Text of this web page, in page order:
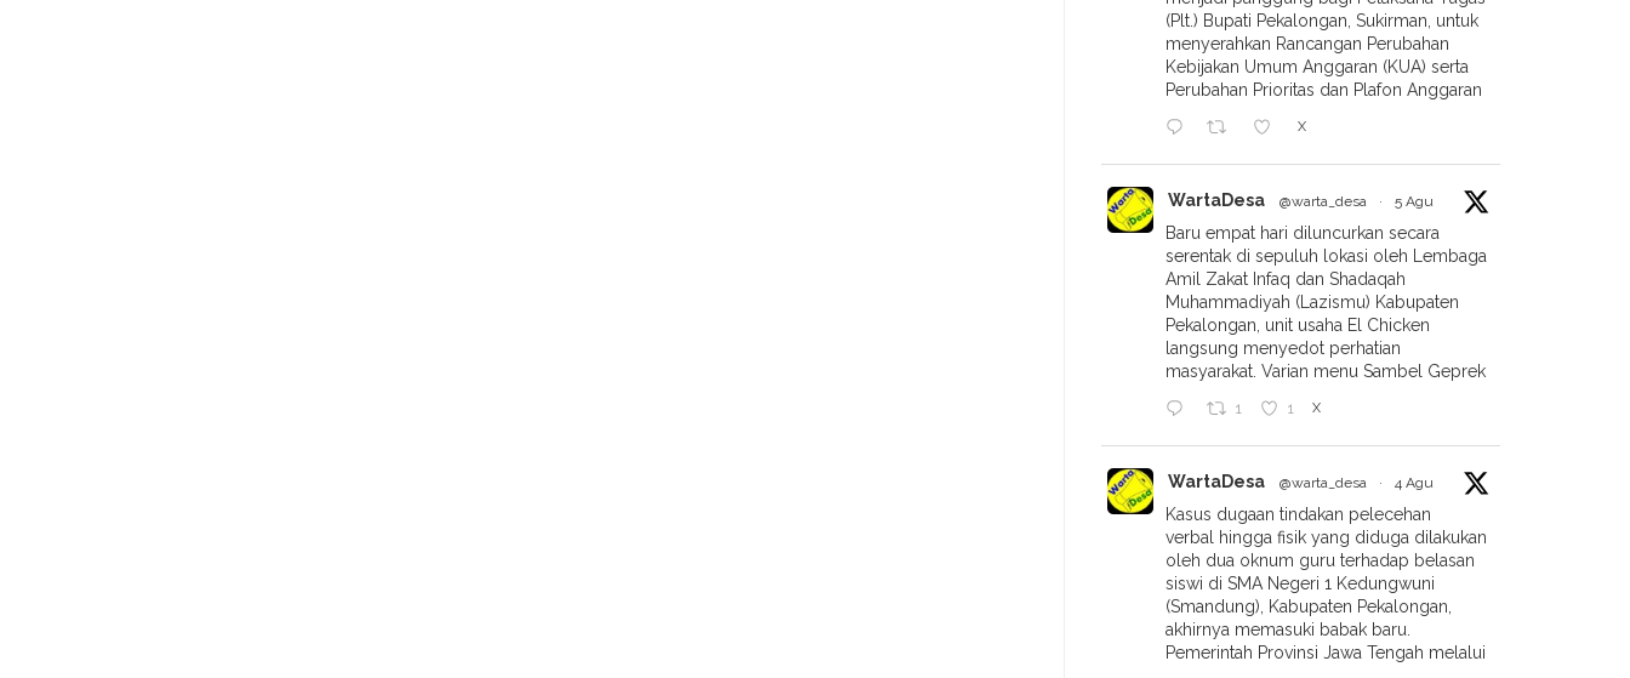
(Plt.) Bupati Pekalongan, Sukirman, untuk
menyerahkan Rancangan Perubahan
Kebijakan Umum Anggaran (KUA) serta
Perubahan Prioritas dan Plafon Anggaran
X
WartaDesa @warta_desa · 5 Agu
Baru empat hari diluncurkan secara
serentak di sepuluh lokasi oleh Lembaga
Amil Zakat Infaq dan Shadaqah
Muhammadiyah (Lazismu) Kabupaten
Pekalongan, unit usaha El Chicken
langsung menyedot perhatian
masyarakat. Varian menu Sambel Geprek
1 1 X
WartaDesa @warta_desa · 4 Agu
Kasus dugaan tindakan pelecehan
verbal hingga fisik yang diduga dilakukan
oleh dua oknum guru terhadap belasan
siswi di SMA Negeri 1 Kedungwuni
(Smandung), Kabupaten Pekalongan,
akhirnya memasuki babak baru.
Pemerintah Provinsi Jawa Tengah melalui